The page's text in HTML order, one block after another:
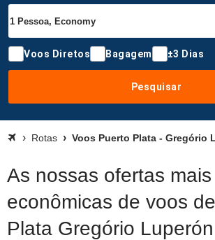
Voos Diretos Bagagem ±3 Dias
Pesquisar
Rotas Voos Puerto Plata - Gregório
As nossas ofertas mais
econômicas de voos
Plata Gregório Luperón